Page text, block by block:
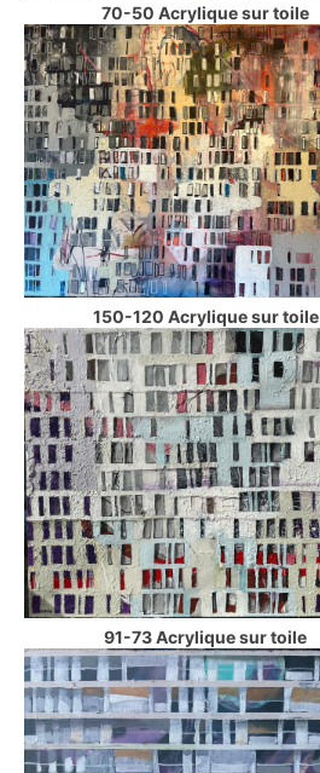
70-50 Acrylique sur toile
150-120 Acrylique sur toile
91-73 Acrylique sur toile